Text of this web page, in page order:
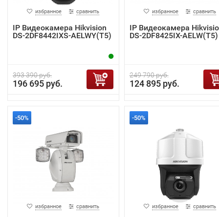
избранное сравнить
IP Видеокамера Hikvision
DS-2DF8442IXS-AELWY(T5)
393 390 руб.
196 695 руб.
избранное сравнить
IP Видеокамера
DS-2DF8425IX-AELW(T5)
249 790 руб.
124 895 руб.
-50%
избранное сравнить
-50%
избранное сравнить